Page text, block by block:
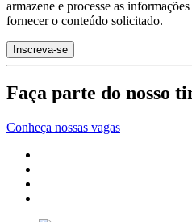
armazene e processe as
fornecer o conteúdo solicitado.
Faça parte do nosso
Conheça nossas vagas